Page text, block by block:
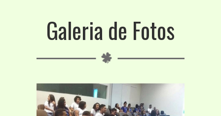
Galeria de Fotos